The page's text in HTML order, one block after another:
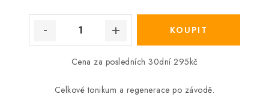
Cena za posledních 30dní 295kč
Celkové tonikum a regenerace po závodě.